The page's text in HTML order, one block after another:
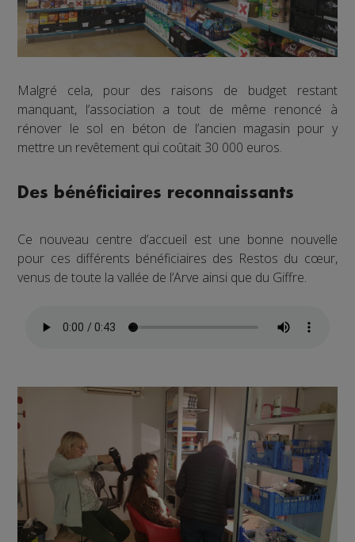
Malgré cela, pour des raisons de budget restant
manquant, l’association a tout de même renoncé à
rénover le sol en béton de l’ancien magasin pour y
mettre un revêtement qui coûtait 30 000 euros.
Des bénéficiaires reconnaissants
Ce nouveau centre d’accueil est une bonne nouvelle
pour ces différents bénéficiaires des Restos du cœur,
venus de toute la vallée de l’Arve ainsi que du Giffre.